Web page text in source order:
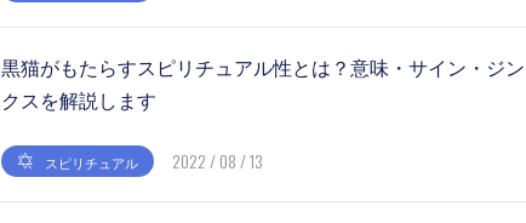
黒猫がもたらすスピリチュアル性とは？意味・サイン・ジン
クスを解説します
スピリチュアル 2022 / 08 / 13